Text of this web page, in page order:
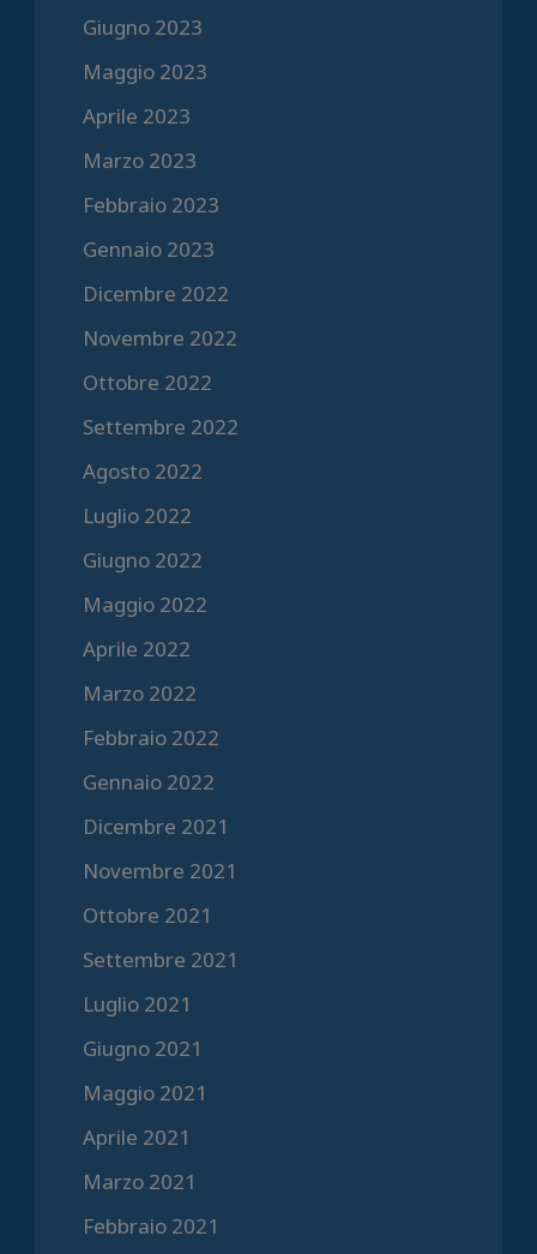
Giugno 2023
Maggio 2023
Aprile 2023
Marzo 2023
Febbraio 2023
Gennaio 2023
Dicembre 2022
Novembre 2022
Ottobre 2022
Settembre 2022
Agosto 2022
Luglio 2022
Giugno 2022
Maggio 2022
Aprile 2022
Marzo 2022
Febbraio 2022
Gennaio 2022
Dicembre 2021
Novembre 2021
Ottobre 2021
Settembre 2021
Luglio 2021
Giugno 2021
Maggio 2021
Aprile 2021
Marzo 2021
Febbraio 2021